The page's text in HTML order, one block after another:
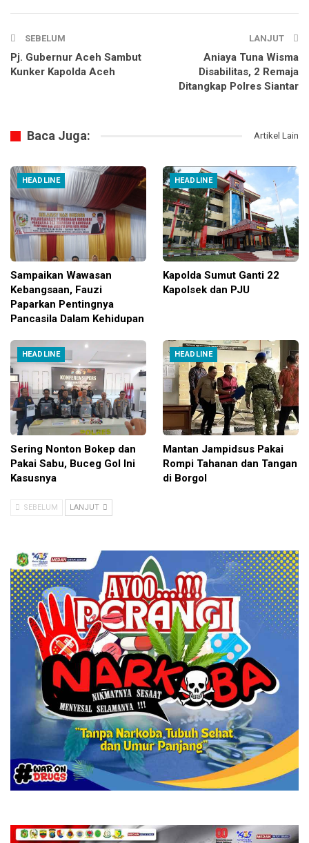
SEBELUM
Pj. Gubernur Aceh Sambut
Kunker Kapolda Aceh
LANJUT
Aniaya Tuna Wisma
Disabilitas, 2 Remaja
Ditangkap Polres Siantar
Baca Juga: Artikel Lain
HEADLINE
Sampaikan Wawasan
Kebangsaan, Fauzi
Paparkan Pentingnya
Pancasila Dalam Kehidupan
HEADLINE
Kapolda Sumut Ganti 22
Kapolsek dan PJU
HEADLINE
Sering Nonton Bokep dan
Pakai Sabu, Buceg Gol Ini
Kasusnya
HEADLINE
Mantan Jampidsus Pakai
Rompi Tahanan dan Tangan
di Borgol
SEBELUM LANJUT